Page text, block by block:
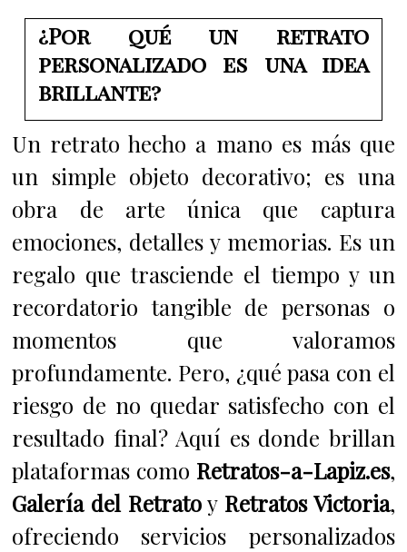
¿Por qué un retrato
personalizado es una idea
brillante?
Un retrato hecho a mano es más que
un simple objeto decorativo; es una
obra de arte única que captura
emociones, detalles y memorias. Es un
regalo que trasciende el tiempo y un
recordatorio tangible de personas o
momentos que valoramos
profundamente. Pero, ¿qué pasa con el
riesgo de no quedar satisfecho con el
resultado final? Aquí es donde brillan
plataformas como Retratos-a-Lapiz.es,
Galería del Retratoy Retratos Victoria,
ofreciendo servicios personalizados